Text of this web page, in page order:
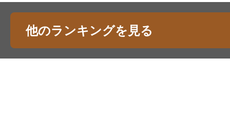
他のランキングを見る